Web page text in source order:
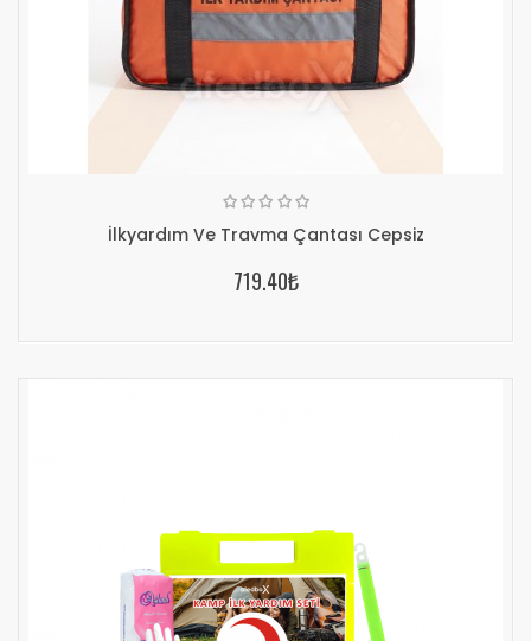
İlkyardım Ve Travma Çantası Cepsiz
719.40₺